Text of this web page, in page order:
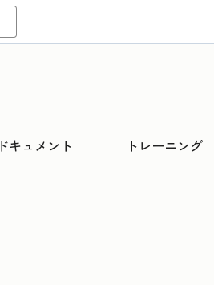
ドキュメント トレーニング